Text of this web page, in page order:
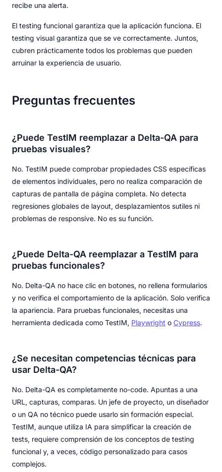
recibe una alerta.
El testing funcional garantiza que la aplicación funciona. El
testing visual garantiza que se ve correctamente. Juntos,
cubren prácticamente todos los problemas que pueden
arruinar la experiencia de usuario.
Preguntas frecuentes
¿Puede TestIM reemplazar a Delta-QA para
pruebas visuales?
No. TestIM puede comprobar propiedades CSS específicas
de elementos individuales, pero no realiza comparación de
capturas de pantalla de página completa. No detecta
regresiones globales de layout, desplazamientos sutiles ni
problemas de responsive. No es su función.
¿Puede Delta-QA reemplazar a TestIM para
pruebas funcionales?
No. Delta-QA no hace clic en botones, no rellena formularios
y no verifica el comportamiento de la aplicación. Solo verifica
la apariencia. Para pruebas funcionales, necesitas una
herramienta dedicada como TestIM, Playwright o Cypress.
¿Se necesitan competencias técnicas para
usar Delta-QA?
No. Delta-QA es completamente no-code. Apuntas a una
URL, capturas, comparas. Un jefe de proyecto, un diseñador
o un QA no técnico puede usarlo sin formación especial.
TestIM, aunque utiliza IA para simplificar la creación de
tests, requiere comprensión de los conceptos de testing
funcional y, a veces, código personalizado para casos
complejos.